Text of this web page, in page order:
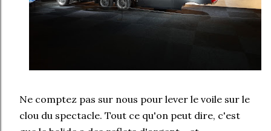
Ne comptez pas sur nous pour lever le voile sur le
clou du spectacle. Tout ce qu'on peut dire, c'est